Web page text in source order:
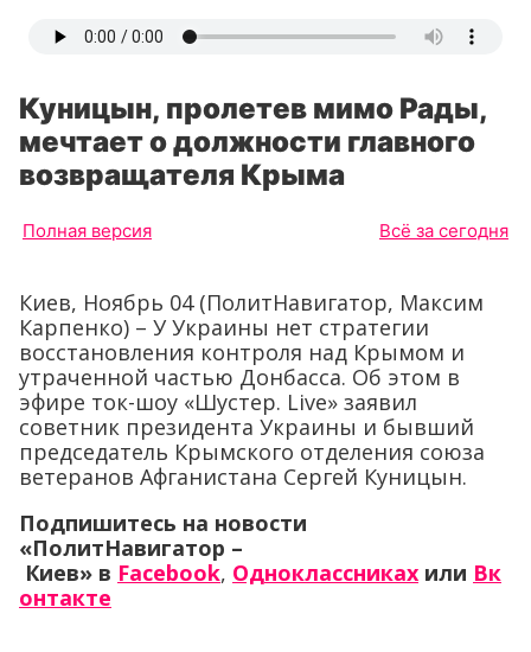
Куницын, пролетев мимо Рады,
мечтает о должности главного
возвращателя Крыма
Полная версия Всё за сегодня
Киев, Ноябрь 04 (ПолитНавигатор, Максим
Карпенко) – У Украины нет стратегии
восстановления контроля над Крымом и
утраченной частью Донбасса. Об этом в
эфире ток-шоу «Шустер. Live» заявил
советник президента Украины и бывший
председатель Крымского отделения союза
ветеранов Афганистана Сергей Куницын.
Подпишитесь на новости
«ПолитНавигатор –
Киев» в Facebook, Одноклассниках или Вк
онтакте